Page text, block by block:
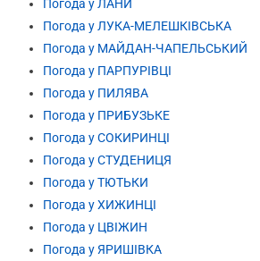
Погода у ЛАНИ
Погода у ЛУКА-МЕЛЕШКІВСЬКА
Погода у МАЙДАН-ЧАПЕЛЬСЬКИЙ
Погода у ПАРПУРІВЦІ
Погода у ПИЛЯВА
Погода у ПРИБУЗЬКЕ
Погода у СОКИРИНЦІ
Погода у СТУДЕНИЦЯ
Погода у ТЮТЬКИ
Погода у ХИЖИНЦІ
Погода у ЦВІЖИН
Погода у ЯРИШІВКА